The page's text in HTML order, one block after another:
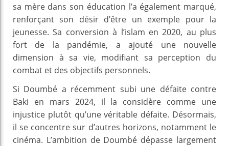
sa mère dans son éducation l’a également marqué,
renforçant son désir d’être un exemple pour la
jeunesse. Sa conversion à l’islam en 2020, au plus
fort de la pandémie, a ajouté une nouvelle
dimension à sa vie, modifiant sa perception du
combat et des objectifs personnels.
Si Doumbé a récemment subi une défaite contre
Baki en mars 2024, il la considère comme une
injustice plutôt qu’une véritable défaite. Désormais,
il se concentre sur d’autres horizons, notamment le
cinéma. L’ambition de Doumbé dépasse largement